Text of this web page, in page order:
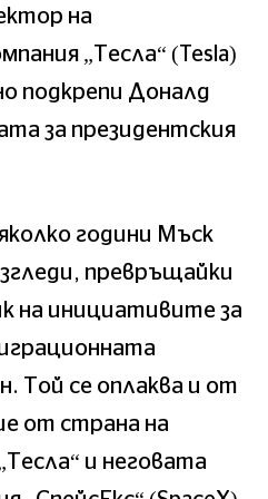
на
„Тесла“ (Tesla)
подкрепи Доналд
за президентския
години Мъск
превръщайки
на инициативите за
Той се оплаква и от
от страна на
и неговата